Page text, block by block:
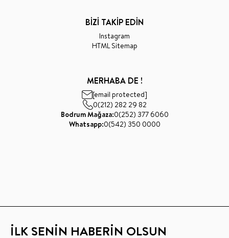
BİZİ TAKİP EDİN
Instagram
HTML Sitemap
MERHABA DE !
[email protected]
0(212) 282 29 82
Bodrum Mağaza:0(252) 377 6060
Whatsapp:0(542) 350 0000
İLK SENİN HABERİN OLSUN